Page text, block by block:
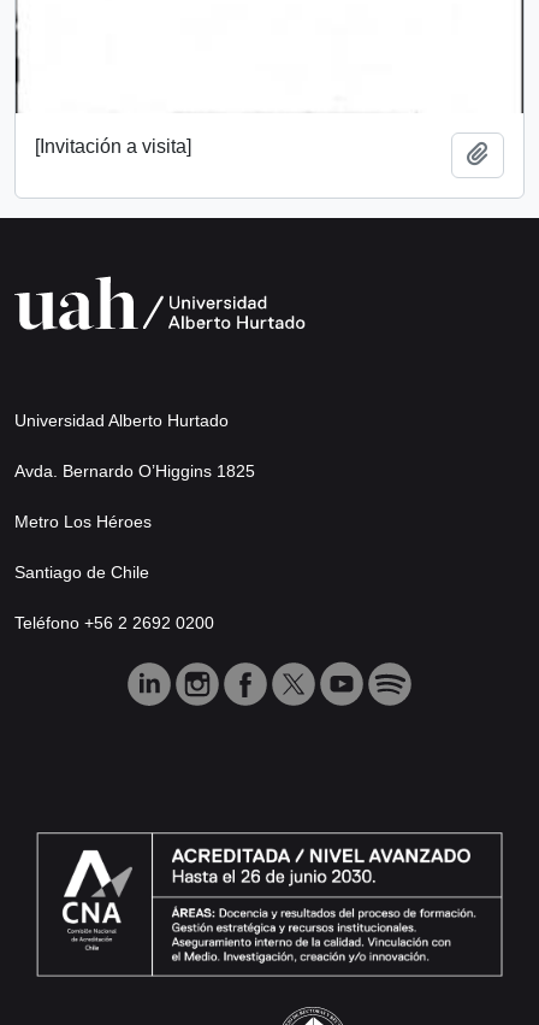
[Invitación a visita]
Universidad Alberto Hurtado
Avda. Bernardo O’Higgins 1825
Metro Los Héroes
Santiago de Chile
Teléfono +56 2 2692 0200